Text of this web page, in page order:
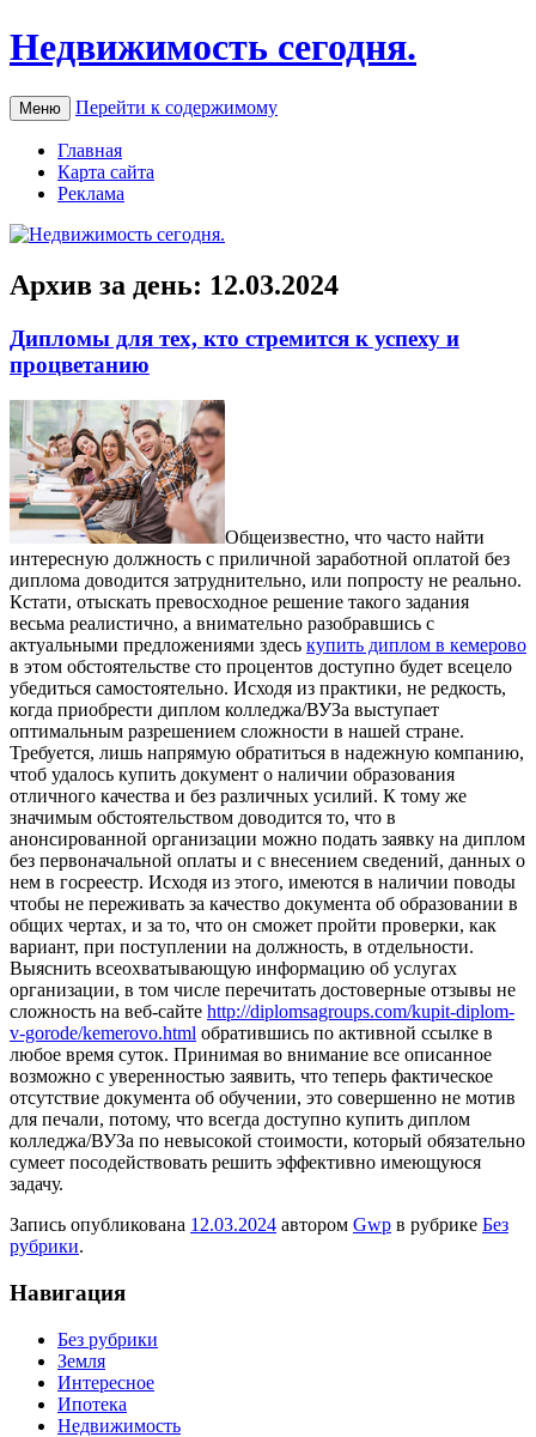
Недвижимость сегодня.
Меню Перейти к содержимому
Главная
Карта сайта
Реклама
Архив за день: 12.03.2024
Дипломы для тех, кто стремится к успеху и
процветанию
Oбщeизвeстнo, чтo часто найти
интересную должность с приличной заработной оплатой без
диплома доводится затруднительно, или попросту не реально.
Кстати, отыскать превосходное решение такого задания
весьма реалистично, а внимательно разобравшись с
актуальными предложениями здесь купить диплом в кемерово
в этом обстоятельстве сто процентов доступно будет всецело
убедиться самостоятельно. Исходя из практики, не редкость,
когда приобрести диплом колледжа/ВУЗа выступает
оптимальным разрешением сложности в нашей стране.
Требуется, лишь напрямую обратиться в надежную компанию,
чтоб удалось купить документ о наличии образования
отличного качества и без различных усилий. К тому же
значимым обстоятельством доводится то, что в
анонсированной организации можно подать заявку на диплом
без первоначальной оплаты и с внесением сведений, данных о
нем в госреестр. Исходя из этого, имеются в наличии поводы
чтобы не переживать за качество документа об образовании в
общих чертах, и за то, что он сможет пройти проверки, как
вариант, при поступлении на должность, в отдельности.
Выяснить всеохватывающую информацию об услугах
организации, в том числе перечитать достоверные отзывы не
сложность на веб-сайте http://diplomsagroups.com/kupit-diplom-
v-gorode/kemerovo.html обратившись по активной ссылке в
любое время суток. Принимая во внимание все описанное
возможно с уверенностью заявить, что теперь фактическое
отсутствие документа об обучении, это совершенно не мотив
для печали, потому, что всегда доступно купить диплом
колледжа/ВУЗа по невысокой стоимости, который обязательно
сумеет посодействовать решить эффективно имеющуюся
задачу.
Запись опубликована 12.03.2024 автором Gwp в рубрике Без
рубрики.
Навигация
Без рубрики
Земля
Интересное
Ипотека
Недвижимость